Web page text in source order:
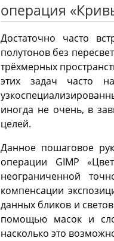
операция
Достаточно часто
полутонов без
трёхмерных
этих задач часто
иногда не очень, в
целей.
Данное пошаговое
операции GIMP
неограниченной
компенсации
данных бликов и
помощью масок и
насколько это